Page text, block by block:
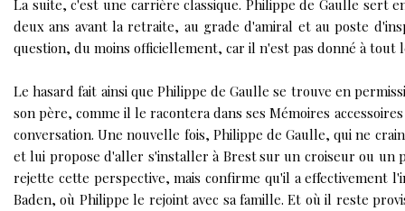
La suite, c'est une carrière classique. Philippe de Gaulle sert
deux ans avant la retraite, au grade d'amiral et au poste
question, du moins officiellement, car il n'est pas donné à
Le hasard fait ainsi que Philippe de Gaulle se trouve en
son père, comme il le racontera dans ses Mémoires
conversation. Une nouvelle fois, Philippe de Gaulle, qui ne
et lui propose d'aller s'installer à Brestsur un croiseur ou un
rejette cette perspective, mais confirme qu'il a
Baden, où Philippe le rejoint avec sa famille. Et où il reste